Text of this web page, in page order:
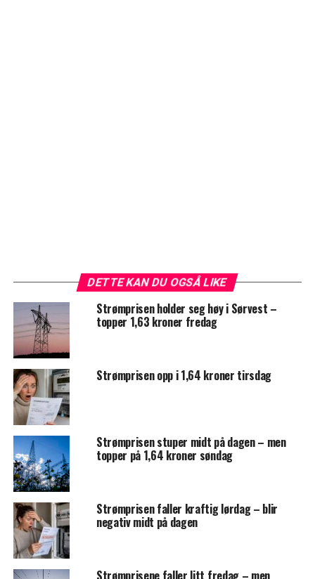
DETTE KAN DU OGSÅ LIKE
Strømprisen holder seg høy i Sørvest –
topper 1,63 kroner fredag
Strømprisen opp i 1,64 kroner tirsdag
Strømprisen stuper midt på dagen – men
topper på 1,64 kroner søndag
Strømprisen faller kraftig lørdag – blir
negativ midt på dagen